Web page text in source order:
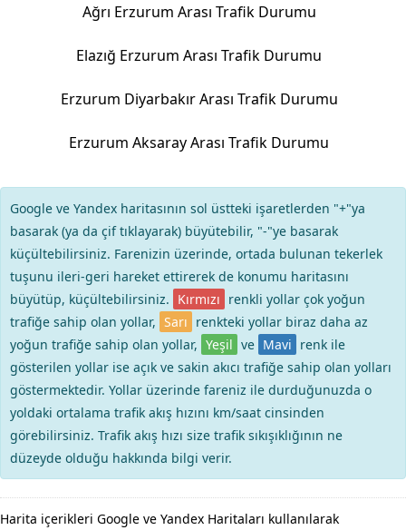
Ağrı Erzurum Arası Trafik Durumu
Elazığ Erzurum Arası Trafik Durumu
Erzurum Diyarbakır Arası Trafik Durumu
Erzurum Aksaray Arası Trafik Durumu
Google ve Yandex haritasının sol üstteki işaretlerden "+"ya
basarak (ya da çif tıklayarak) büyütebilir, "-"ye basarak
küçültebilirsiniz. Farenizin üzerinde, ortada bulunan tekerlek
tuşunu ileri-geri hareket ettirerek de konumu haritasını
büyütüp, küçültebilirsiniz. Kırmızı renkli yollar çok yoğun
trafiğe sahip olan yollar, Sarı renkteki yollar biraz daha az
yoğun trafiğe sahip olan yollar, Yeşil ve Mavi renk ile
gösterilen yollar ise açık ve sakin akıcı trafiğe sahip olan yolları
göstermektedir. Yollar üzerinde fareniz ile durduğunuzda o
yoldaki ortalama trafik akış hızını km/saat cinsinden
görebilirsiniz. Trafik akış hızı size trafik sıkışıklığının ne
düzeyde olduğu hakkında bilgi verir.
Harita içerikleri Google ve Yandex Haritaları kullanılarak